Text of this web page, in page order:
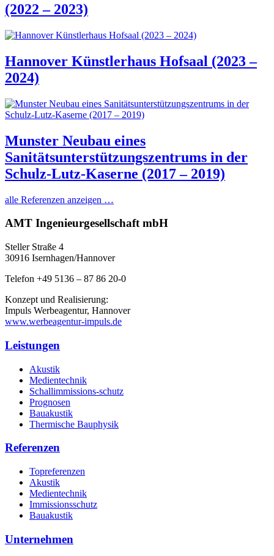
(2022 – 2023)
Hannover Künstlerhaus Hofsaal (2023 –
2024)
Munster Neubau eines
Sanitätsunterstützungszentrums in der
Schulz-Lutz-Kaserne (2017 – 2019)
alle Referenzen anzeigen …
AMT Ingenieurgesellschaft mbH
Steller Straße 4
30916 Isernhagen/Hannover
Telefon +49 5136 – 87 86 20-0
Konzept und Realisierung:
Impuls Werbeagentur, Hannover
www.werbeagentur-impuls.de
Leistungen
Akustik
Medientechnik
Schallimmissions-schutz
Prognosen
Bauakustik
Thermische Bauphysik
Referenzen
Topreferenzen
Akustik
Medientechnik
Immissionsschutz
Bauakustik
Unternehmen